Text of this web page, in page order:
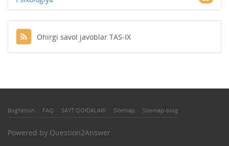
Ohirgi savol javoblar TAS-IX
Bog'lanish FAQ SAYT QOIDALARI Sitemap Sitemap-blog
Powered by Question2Answer